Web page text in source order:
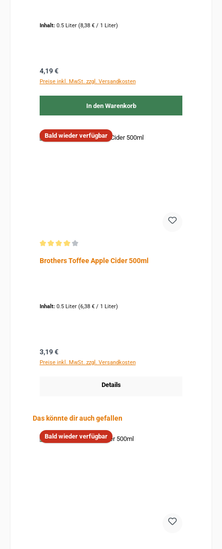
Inhalt: 0.5 Liter (8,38 € / 1 Liter)
Regulärer Preis:
4,19 €
Preise inkl. MwSt. zzgl. Versandkosten
In den Warenkorb
Bald wieder verfügbar
Brothers Toffee Apple Cider 500ml
Inhalt: 0.5 Liter (6,38 € / 1 Liter)
Regulärer Preis:
3,19 €
Preise inkl. MwSt. zzgl. Versandkosten
Details
Produktgalerie überspringen
Das könnte dir auch gefallen
Bald wieder verfügbar